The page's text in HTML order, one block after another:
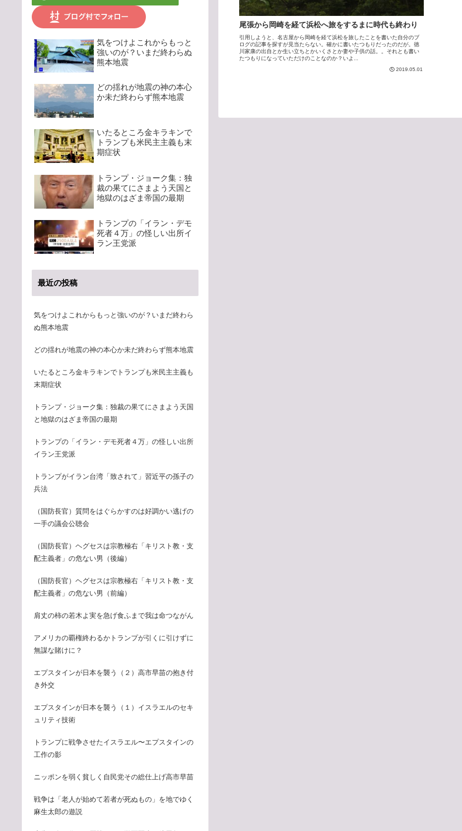
尾張から岡崎を経て浜松へ旅をするまに時代も終わり
引用しようと、名古屋から岡崎を経て浜松を旅したことを書いた自分のブ
ログの記事を探すが見当たらない。確かに書いたつもりだったのだが。徳
川家康の出自とか生い立ちとかいくさとか妻や子供の話。。それとも書い
たつもりになっていただけのことなのか？いよ...
2019.05.01
気をつけよこれからもっと
強いのが？いまだ終わらぬ
熊本地震
どの揺れが地震の神の本心
か未だ終わらず熊本地震
いたるところ金キラキンで
トランプも米民主主義も末
期症状
トランプ・ジョーク集：独
裁の果てにさまよう天国と
地獄のはざま帝国の最期
トランプの「イラン・デモ
死者４万」の怪しい出所イ
ラン王党派
最近の投稿
気をつけよこれからもっと強いのが？いまだ終わら
ぬ熊本地震
どの揺れが地震の神の本心か未だ終わらず熊本地震
いたるところ金キラキンでトランプも米民主主義も
末期症状
トランプ・ジョーク集：独裁の果てにさまよう天国
と地獄のはざま帝国の最期
トランプの「イラン・デモ死者４万」の怪しい出所
イラン王党派
トランプがイラン台湾「致されて」習近平の孫子の
兵法
（国防長官）質問をはぐらかすのは好調かい逃げの
一手の議会公聴会
（国防長官）ヘグセスは宗教極右「キリスト教・支
配主義者」の危ない男（後編）
（国防長官）ヘグセスは宗教極右「キリスト教・支
配主義者」の危ない男（前編）
肩丈の柿の若木よ実を急げ食ふまで我は命つながん
アメリカの覇権終わるかトランプが引くに引けずに
無謀な賭けに？
エプスタインが日本を襲う（２）高市早苗の抱き付
き外交
エプスタインが日本を襲う（１）イスラエルのセキ
ュリティ技術
トランプに戦争させたイスラエル〜エプスタインの
工作の影
ニッポンを弱く貧しく自民党その総仕上げ高市早苗
戦争は「老人が始めて若者が死ぬもの」を地でゆく
麻生太郎の遊説